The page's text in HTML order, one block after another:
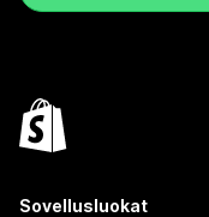
Sovellusluokat